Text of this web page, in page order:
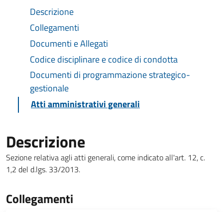
Descrizione
Collegamenti
Documenti e Allegati
Codice disciplinare e codice di condotta
Documenti di programmazione strategico-
gestionale
Atti amministrativi generali
Descrizione
Sezione relativa agli atti generali, come indicato all'art. 12, c.
1,2 del d.lgs. 33/2013.
Collegamenti